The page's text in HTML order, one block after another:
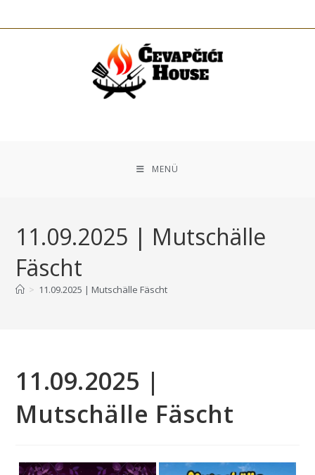
MENÜ
11.09.2025 | Mutschälle
Fäscht
> 11.09.2025 | Mutschälle Fäscht
11.09.2025 |
Mutschälle Fäscht